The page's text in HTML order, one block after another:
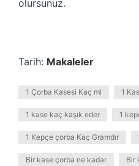
olursunuz.
Tarih: Makaleler
1 Çorba Kasesi Kaç ml 1
1 kase kaç kaşık eder 1
1 Kepçe çorba Kaç Gramdır
Bir kase çorba ne kadar Bir